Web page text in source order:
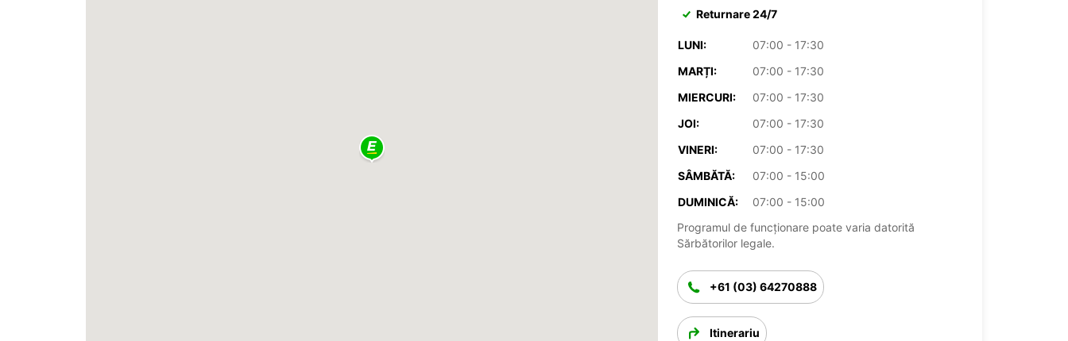
Returnare 24/7
LUNI:
07:00 - 17:30
MARȚI:
07:00 - 17:30
MIERCURI:
07:00 - 17:30
JOI:
07:00 - 17:30
VINERI:
07:00 - 17:30
SÂMBĂTĂ:
07:00 - 15:00
DUMINICĂ:
07:00 - 15:00
Programul de funcționare poate varia datorită
Sărbătorilor legale.
+61 (03) 64270888
Itinerariu